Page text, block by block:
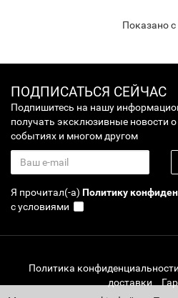
Показано с
ПОДПИСАТЬСЯ СЕЙЧАС
Подпишитесь на нашу
получать эксклюзивные новости
событиях и многом другом
Я прочитал(-а) Политику
с условиями
Политика конфиденциальности
доставки